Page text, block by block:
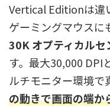
Vertical Editionは違
ゲーミングマウスに
30K オプティカルセ
す。最大30,000 DPI
ルチモニター環境で
の動きで画面の端か